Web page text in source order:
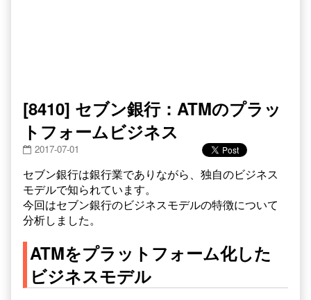
[8410] セブン銀行：ATMのプラッ
トフォームビジネス
2017-07-01
セブン銀行は銀行業でありながら、独自のビジネス
モデルで知られています。
今回はセブン銀行のビジネスモデルの特徴について
分析しました。
ATMをプラットフォーム化した
ビジネスモデル